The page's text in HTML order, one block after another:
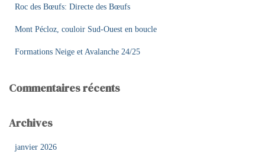
Roc des Bœufs: Directe des Bœufs
Mont Pécloz, couloir Sud-Ouest en boucle
Formations Neige et Avalanche 24/25
Commentaires récents
Archives
janvier 2026